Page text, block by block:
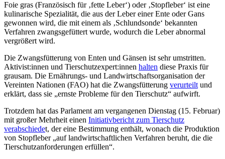
Foie gras (Französisch für ‚fette Leber‘) oder ‚Stopfleber‘ ist eine
kulinarische Spezialität, die aus der Leber einer Ente oder Gans
gewonnen wird, die mit einem als ‚Schlundsonde‘ bekannten
Verfahren zwangsgefüttert wurde, wodurch die Leber abnormal
vergrößert wird.
Die Zwangsfütterung von Enten und Gänsen ist sehr umstritten.
Aktivist:innen und Tierschutzexpert:innen halten diese Praxis für
grausam. Die Ernährungs- und Landwirtschaftsorganisation der
Vereinten Nationen (FAO) hat die Zwangsfütterung verurteilt und
erklärt, dass sie „ernste Probleme für den Tierschutz“ aufwirft.
Trotzdem hat das Parlament am vergangenen Dienstag (15. Februar)
mit großer Mehrheit einen Initiativbericht zum Tierschutz
verabschiedet, der eine Bestimmung enthält, wonach die Produktion
von Stopfleber „auf landwirtschaftlichen Verfahren beruht, die die
Tierschutzanforderungen erfüllen“.